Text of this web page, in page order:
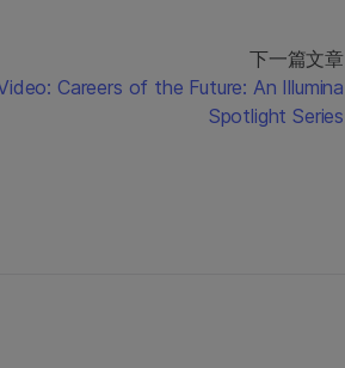
下一篇文章
Careers of the Future: An Illumina
Spotlight Series